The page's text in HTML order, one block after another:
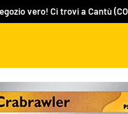
vero! Ci trovi a Cantù